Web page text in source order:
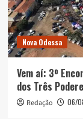
Nova Odessa
Vem aí: 3º
dos Três
Redação 06/